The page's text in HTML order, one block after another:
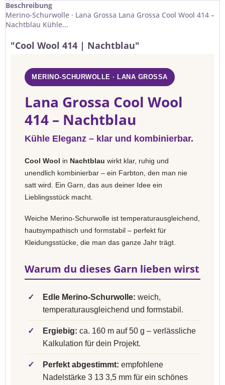
Beschreibung
Merino-Schurwolle · Lana Grossa Lana Grossa Cool Wool 414 –
Nachtblau Kühle...
"Cool Wool 414 | Nachtblau"
MERINO-SCHURWOLLE · LANA GROSSA
Lana Grossa Cool Wool
414 – Nachtblau
Kühle Eleganz – klar und kombinierbar.
Cool Wool in Nachtblau wirkt klar, ruhig und
unendlich kombinierbar – ein Farbton, den man nie
satt wird. Ein Garn, das aus deiner Idee ein
Lieblingsstück macht.
Weiche Merino-Schurwolle ist temperaturausgleichend,
hautsympathisch und formstabil – perfekt für
Kleidungsstücke, die man das ganze Jahr trägt.
Warum du dieses Garn lieben wirst
✓ Edle Merino-Schurwolle: weich,
temperaturausgleichend und formstabil.
✓ Ergiebig: ca. 160 m auf 50 g – verlässliche
Kalkulation für dein Projekt.
✓ Perfekt abgestimmt: empfohlene
Nadelstärke 3 13 3,5 mm für ein schönes